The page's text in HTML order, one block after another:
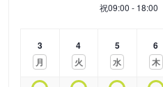
祝09:00 - 18:00
3
月
4
火
5
水
6
木